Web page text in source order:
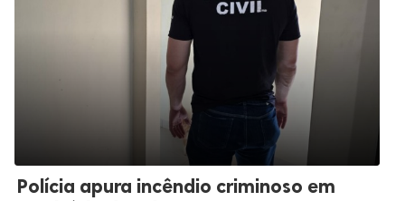
Polícia apura incêndio criminoso em